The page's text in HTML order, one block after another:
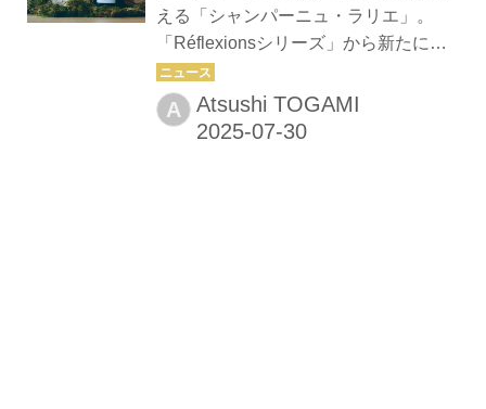
「ESPRIT C. KEI GINZA」
を開催
える「シャンパーニュ・ラリエ」。
「Réflexionsシリーズ」から新たに
『R.021』『R.021 ロゼ』を発売する
にあたり、最高醸造責任者ドミニク・
ドゥマルヴィル氏が来日。東京・銀座
A Atsushi TOGAMI